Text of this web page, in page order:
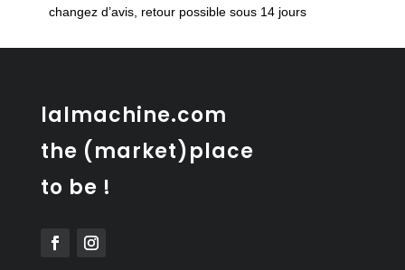
Peter
changez d’avis, retour possible sous 14 jours
lalmachine.com
the (market)place
to be !